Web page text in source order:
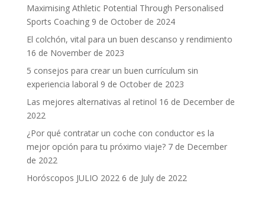
Maximising Athletic Potential Through Personalised
Sports Coaching 9 de October de 2024
El colchón, vital para un buen descanso y rendimiento
16 de November de 2023
5 consejos para crear un buen currículum sin
experiencia laboral 9 de October de 2023
Las mejores alternativas al retinol 16 de December de
2022
¿Por qué contratar un coche con conductor es la
mejor opción para tu próximo viaje? 7 de December
de 2022
Horóscopos JULIO 2022 6 de July de 2022